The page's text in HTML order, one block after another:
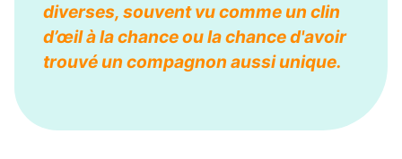
diverses, souvent vu comme un clin
d’œil à la chance ou la chance d'avoir
trouvé un compagnon aussi unique.